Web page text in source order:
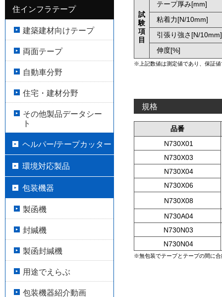
試
験
項
目
テープ厚み[mm]
粘着力[N/10mm]
引張り強さ[N/10mm]
伸度[%]
※上記数値は測定値であり、保証
規格
品番
N730X01
N730X03
N730X04
N730X06
N730X08
N730A04
N730N03
N730N04
※無包装でテープとテープの間に合
住インフラテープ
建築建材向けテープ
両面テープ
自動車分野
住宅・建材分野
その他製品データシー
ト
ヘルパー/テープカッター
環境対応製品
包装機器
製函機
封緘機
製函封緘機
用途でえらぶ
包装機器紹介動画